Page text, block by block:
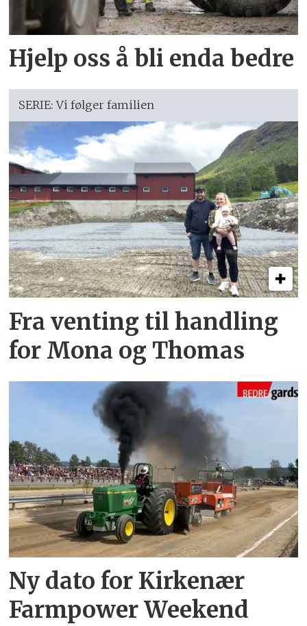
Hjelp oss å bli enda bedre
SERIE: Vi følger familien
Fra venting til handling
for Mona og Thomas
Ny dato for Kirkenær
Farmpower Weekend